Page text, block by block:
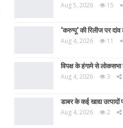
Aug 5, 2026 15
‘करुप्पू’ की रिलीज पर
Aug 4, 2026 11
विपक्ष के हंगामे से लोकसभा
Aug 4, 2026 3
डाबर के कई खाद्य
Aug 4, 2026 2